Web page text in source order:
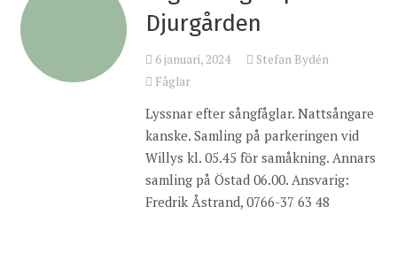
Djurgården
6 januari, 2024
Stefan Bydén
Fåglar
Lyssnar efter sångfåglar. Nattsångare
kanske. Samling på parkeringen vid
Willys kl. 05.45 för samåkning. Annars
samling på Östad 06.00. Ansvarig:
Fredrik Åstrand, 0766-37 63 48